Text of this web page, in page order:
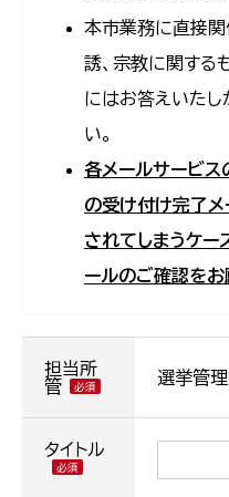
本市業務に直接関
誘、宗教に関する
にはお答えいたし
い。
各メールサービス
の受け付け完了メ
されてしまうケー
ールのご確認をお
担当所
管
選挙管
タイトル